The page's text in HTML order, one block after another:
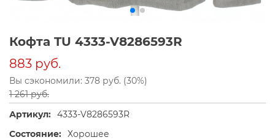
Кофта TU 4333-V8286593R
883 руб.
Вы сэкономили: 378 руб. (30%)
1 261 руб.
Артикул: 4333-V8286593R
Состояние: Хорошее